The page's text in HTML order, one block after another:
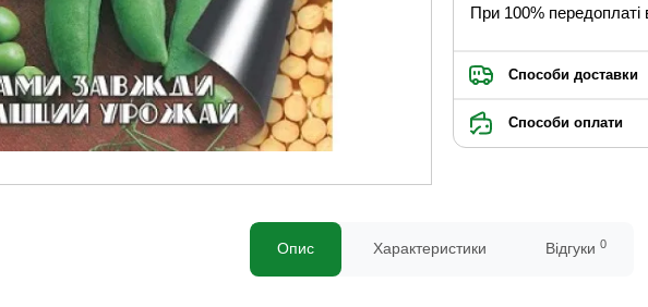
При 100% передоплаті
Способи доставки
Способи оплати
Опис Характеристики Відгуки 0